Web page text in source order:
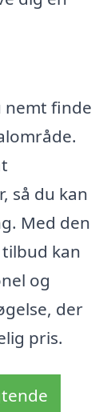
finde
så du kan
Med den
kan
og
der
pris.